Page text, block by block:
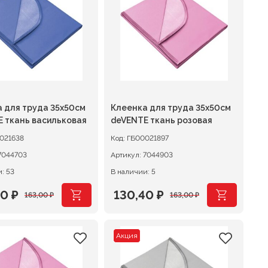
69,00 ₽.
для труда 35х50см
ткань васильковая
53
163,00₽
₽.
₽
₽.
Клеенка для труда 35х50см
deVENTE ткань розовая
Код: ГБ00021897
Артикул: 7044903
В наличии: 5
163,00₽
Первоначальная
составляла
163,00 ₽.
130,40 ₽
Текущая
130,40 ₽.
Акция